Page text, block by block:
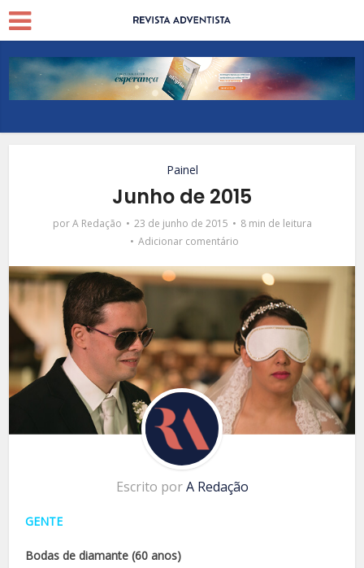
Painel
Junho de 2015
por A Redação 23 de junho de 2015
8 min de leitura
Adicionar comentário
Escrito porA Redação
GENTE
Bodas de diamante (60 anos)